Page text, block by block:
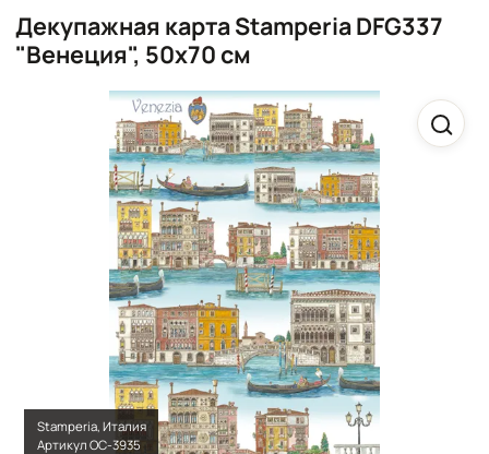
Декупажная карта Stamperia DFG337
"Венеция", 50х70 см
Stamperia, Италия
Артикул OC-3935